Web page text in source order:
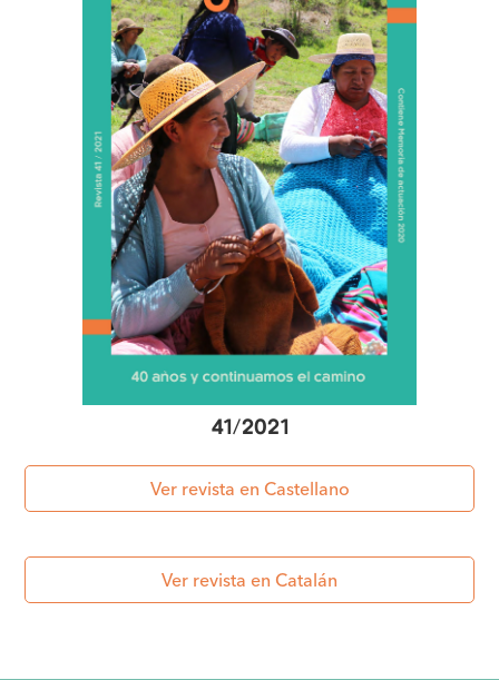
41/2021
Ver revista en Castellano
Ver revista en Catalán